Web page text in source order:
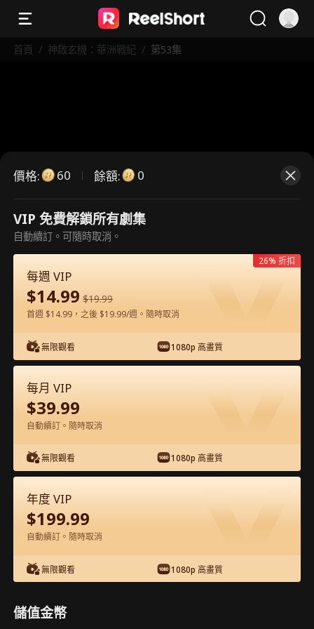
首頁 / 神啟玄機：華洲戰紀 / 第53集
這是付費劇集。請解鎖後觀看。
第53集 - 神啟玄機：華洲戰紀 完整影片
1-50 51-62
價格: 60 餘額: 0
VIP 免費解鎖所有劇集
自動續訂。可隨時取消。
每週 VIP
$14.99 $19.99
首週 $14.99，之後 $19.99/週。隨時取消
無限觀看 1080p 高畫質
26% 折扣
每月 VIP
$39.99
自動續訂。隨時取消
無限觀看 1080p 高畫質
年度 VIP
$199.99
自動續訂。隨時取消
無限觀看 1080p 高畫質
儲值金幣